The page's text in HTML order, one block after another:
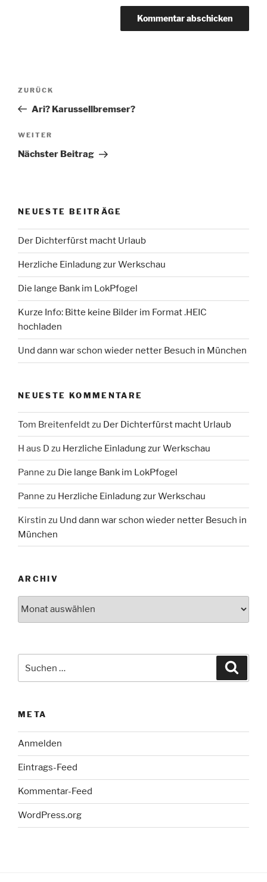
Beitragsnavigation
Vorheriger
Beitrag
ZURÜCK
Ari? Karussellbremser?
Nächster
Beitrag
WEITER
Nächster Beitrag
NEUESTE BEITRÄGE
Der Dichterfürst macht Urlaub
Herzliche Einladung zur Werkschau
Die lange Bank im LokPfogel
Kurze Info: Bitte keine Bilder im Format .HEIC
hochladen
Und dann war schon wieder netter Besuch in München
NEUESTE KOMMENTARE
Tom Breitenfeldtzu Der Dichterfürst macht Urlaub
H aus D zu Herzliche Einladung zur Werkschau
Panne zu Die lange Bank im LokPfogel
Panne zu Herzliche Einladung zur Werkschau
Kirstin zu Und dann war schon wieder netter Besuch in
München
ARCHIV
nach:
META
Anmelden
Eintrags-Feed
Kommentar-Feed
WordPress.org